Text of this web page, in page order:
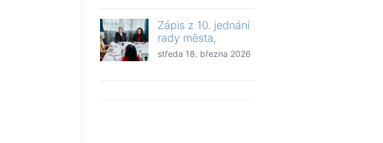
Zápis z 10. jednání
rady města,
středa 18. března 2026